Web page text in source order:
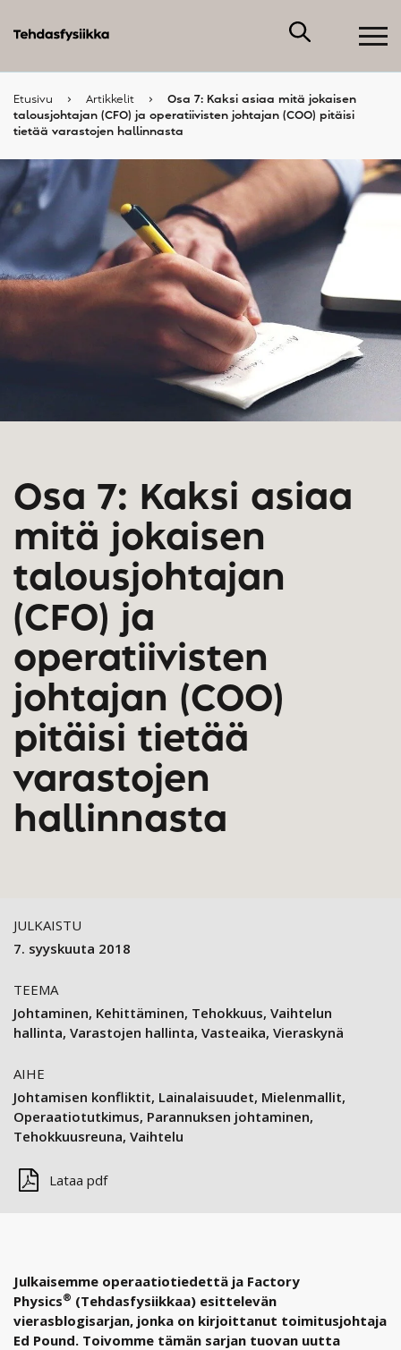
Etusivu › Artikkelit ›
Osa 7: Kaksi asiaa mitä jokaisen
talousjohtajan (CFO) ja operatiivisten johtajan (COO) pitäisi
tietää varastojen hallinnasta
Osa 7: Kaksi asiaa
mitä jokaisen
talousjohtajan
(CFO) ja
operatiivisten
johtajan (COO)
pitäisi tietää
varastojen
hallinnasta
JULKAISTU
7. syyskuuta 2018
TEEMA
Johtaminen Kehittäminen Tehokkuus Vaihtelun
hallinta Varastojen hallinta Vasteaika Vieraskynä
AIHE
Johtamisen konfliktit Lainalaisuudet Mielenmallit
Operaatiotutkimus Parannuksen johtaminen
Tehokkuusreuna Vaihtelu
Lataa pdf
Julkaisemme operaatiotiedettä ja Factory
Physics® (Tehdasfysiikkaa) esittelevän
vierasblogisarjan, jonka on kirjoittanut toimitusjohtaja
Ed Pound. Toivomme tämän sarjan tuovan uutta